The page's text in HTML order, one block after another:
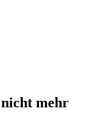
mehr